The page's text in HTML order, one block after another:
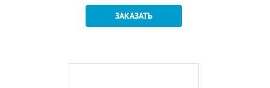
ЗАКАЗАТЬ